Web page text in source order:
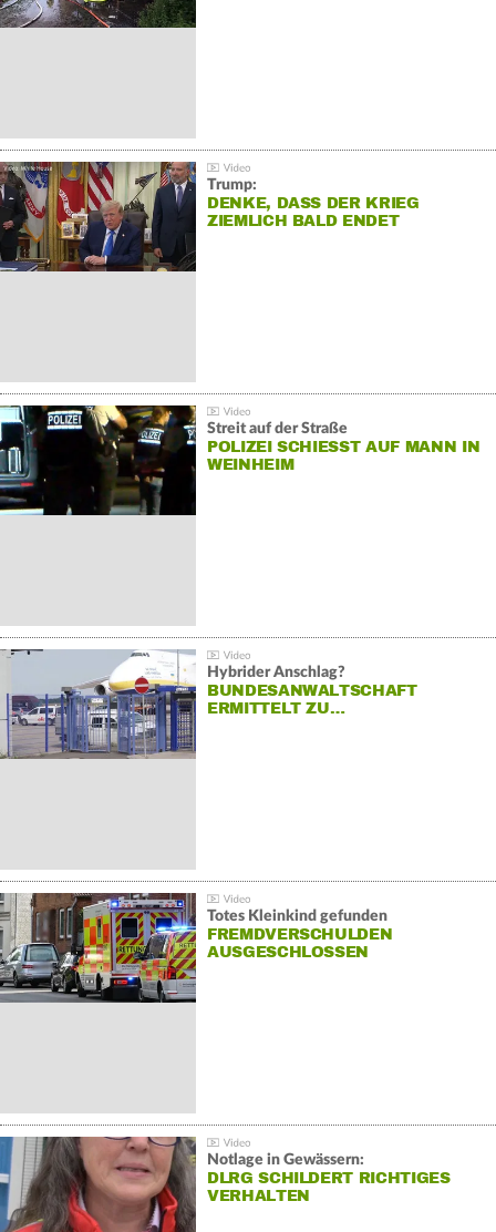
Trump:
DENKE, DASS DER KRIEG
ZIEMLICH BALD ENDET
Streit auf der Straße
POLIZEI SCHIESST AUF MANN IN W
EINHEIM
Hybrider Anschlag?
BUNDESANWALTSCHAFT
ERMITTELT ZU…
Totes Kleinkind gefunden
FREMDVERSCHULDEN
AUSGESCHLOSSEN
Notlage in Gewässern:
DLRG SCHILDERT RICHTIGES
VERHALTEN